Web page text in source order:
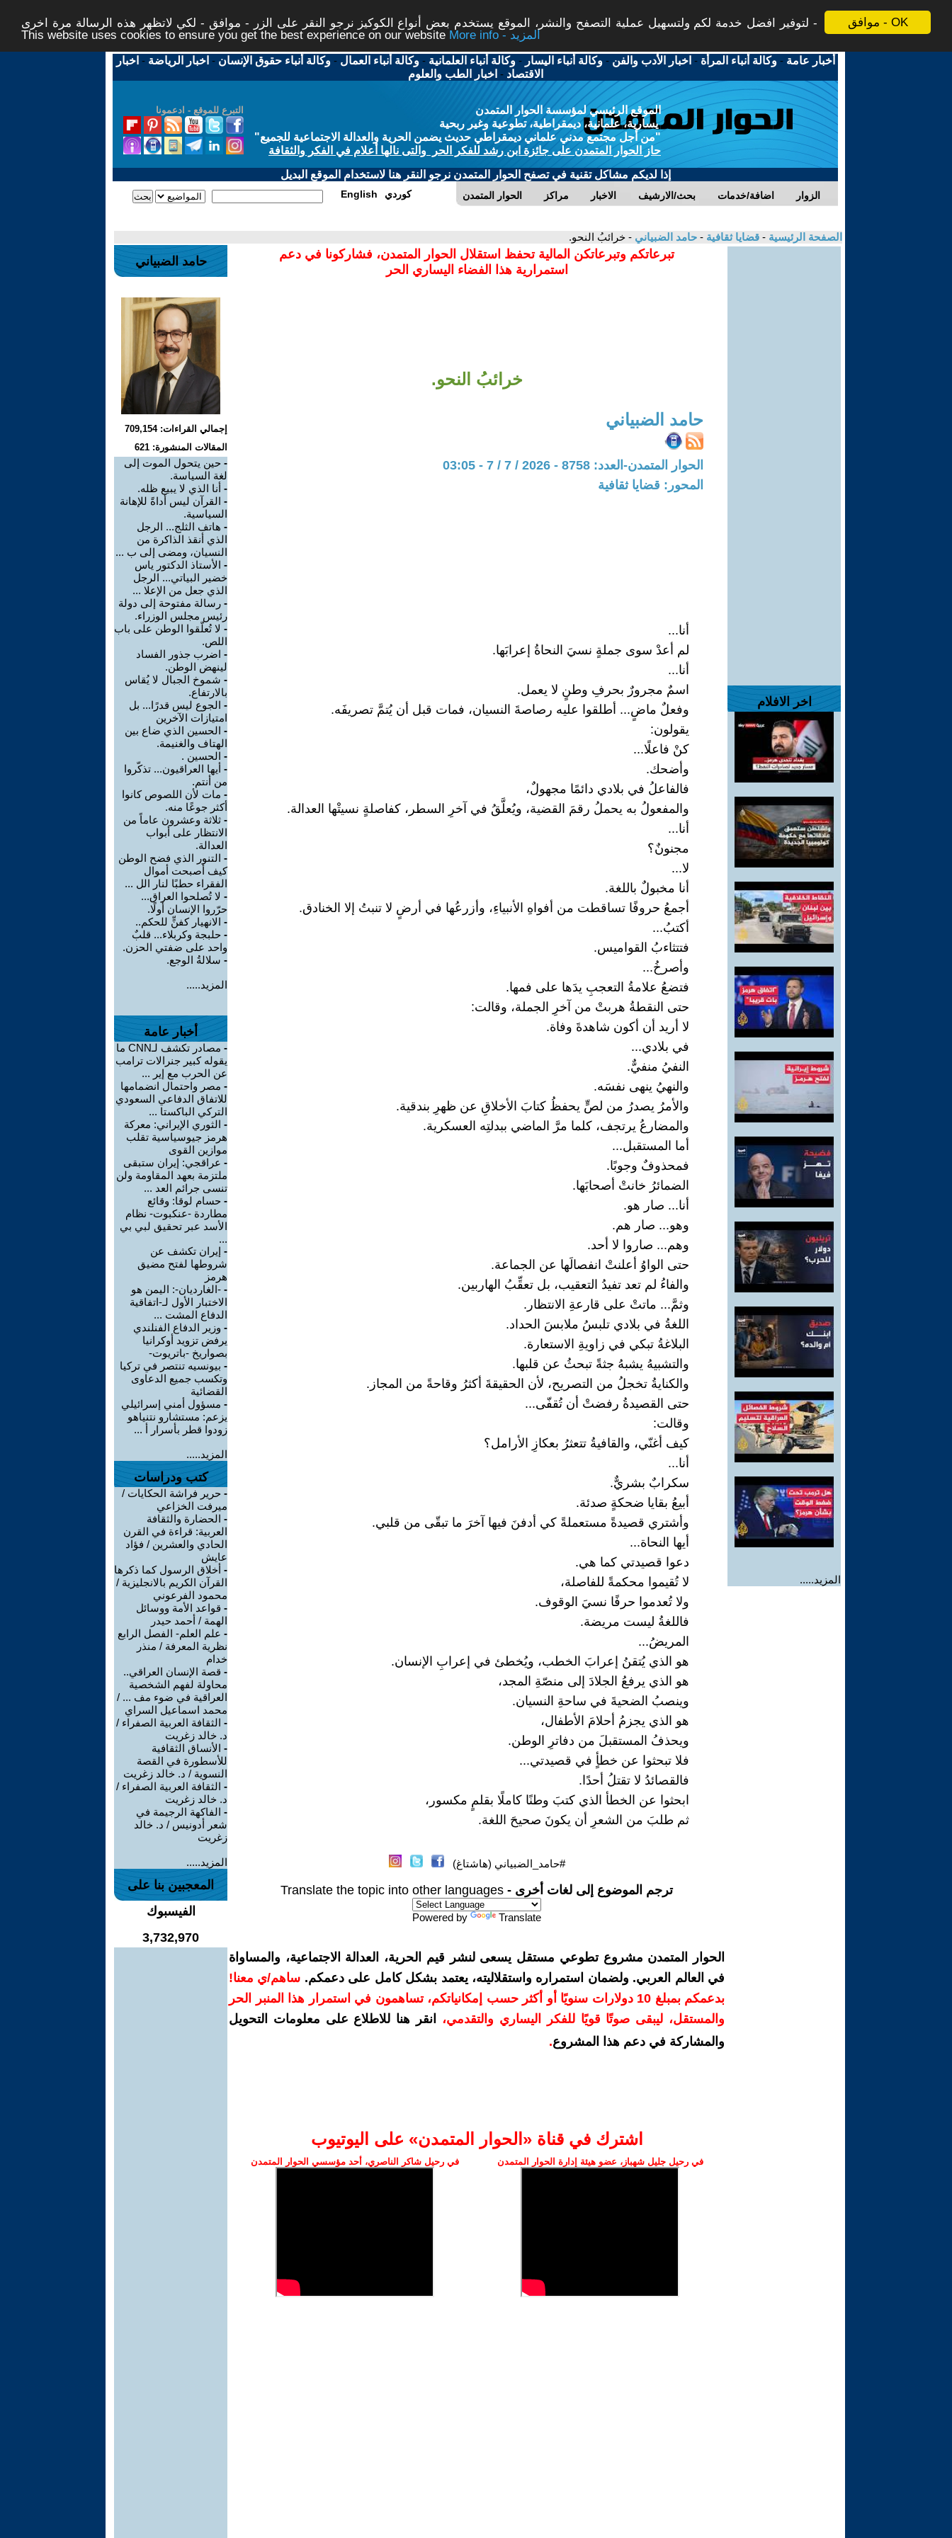
موافق - OK
لتوفير افضل خدمة لكم ولتسهيل عملية التصفح والنشر، الموقع يستخدم بعض أنواع الكوكيز نرجو النقر على الزر - موافق - لكي لاتظهر هذه الرسالة مرة اخرى -
This website uses cookies to ensure you get the best experience on our website
More info - المزيد
أخبار عامة -وكالة أنباء المرأة - اخبار الأدب والفن -وكالة أنباء اليسار -وكالة أنباء العلمانية -وكالة أنباء العمال -وكالة أنباء حقوق الإنسان - اخبار الرياضة - اخبار
الاقتصاد - اخبار الطب والعلوم
التبرع للموقع - ادعمونا
الموقع الرئيسي لمؤسسة الحوار المتمدن
يسارية، علمانية، ديمقراطية، تطوعية وغير ربحية
"من أجل مجتمع مدني علماني ديمقراطي حديث يضمن الحرية والعدالة الاجتماعية للجميع"
حاز الحوار المتمدن على جائزة ابن رشد للفكر الحر والتى نالها أعلام في الفكر والثقافة
إذا لديكم مشاكل تقنية في تصفح الحوار المتمدن نرجو النقر هنا لاستخدام الموقع البديل
الحوار المتمدن مراكز الاخبار بحث/الارشيف اضافة/خدمات الزوار English كوردي
الصفحة الرئيسية - قضايا ثقافية - حامد الضبياني - خرائبُ النحو.
اخر الافلام
المزيد.....
تبرعاتكم وتبرعاتكن المالية تحفظ استقلال الحوار المتمدن، فشاركونا في دعم
استمرارية هذا الفضاء اليساري الحر
خرائبُ النحو.
حامد الضبياني
الحوار المتمدن-العدد: 8758 - 2026 / 7 / 7 - 03:05
المحور: قضايا ثقافية
أنا...
لم أعدْ سوى جملةٍ نسيَ النحاةُ إعرابَها.
أنا...
اسمٌ مجرورٌ بحرفِ وطنٍ لا يعمل.
وفعلٌ ماضٍ... أطلقوا عليه رصاصةَ النسيان، فمات قبل أن يُتمَّ تصريفَه.
يقولون:
كنْ فاعلًا...
وأضحك.
فالفاعلُ في بلادي دائمًا مجهولٌ،
والمفعولُ به يحملُ رقمَ القضية، ويُعلَّقُ في آخرِ السطر، كفاصلةٍ نسيتْها العدالة.
أنا...
مجنونٌ؟
لا...
أنا مخبولٌ باللغة.
أجمعُ حروفًا تساقطت من أفواهِ الأنبياءِ، وأزرعُها في أرضٍ لا تنبتُ إلا الخنادق.
أكتبُ...
فتتثاءبُ القواميس.
وأصرخُ...
فتضعُ علامةُ التعجبِ يدَها على فمها.
حتى النقطةُ هربتْ من آخرِ الجملة، وقالت:
لا أريد أن أكون شاهدةَ وفاة.
في بلادي...
النفيُ منفيٌّ.
والنهيُ ينهى نفسَه.
والأمرُ يصدرُ من لصٍّ يحفظُ كتابَ الأخلاقِ عن ظهرِ بندقية.
والمضارعُ يرتجف، كلما مرَّ الماضي ببدلتِه العسكرية.
أما المستقبل...
فمحذوفٌ وجوبًا.
الضمائرُ خانتْ أصحابَها.
أنا... صار هو.
وهو... صار هم.
وهم... صاروا لا أحد.
حتى الواوُ أعلنتْ انفصالَها عن الجماعة.
والفاءُ لم تعد تفيدُ التعقيب، بل تعقِّبُ الهاربين.
وثمَّ... ماتتْ على قارعةِ الانتظار.
اللغةُ في بلادي تلبسُ ملابسَ الحداد.
البلاغةُ تبكي في زاويةِ الاستعارة.
والتشبيهُ يشبهُ جثةً تبحثُ عن قلبها.
والكنايةُ تخجلُ من التصريح، لأن الحقيقةَ أكثرُ وقاحةً من المجاز.
حتى القصيدةُ رفضتْ أن تُقفّى...
وقالت:
كيف أغنّي، والقافيةُ تتعثرُ بعكازِ الأرامل؟
أنا...
سكرابٌ بشريٌّ.
أبيعُ بقايا ضحكةٍ صدئة.
وأشتري قصيدةً مستعملةً كي أدفنَ فيها آخرَ ما تبقّى من قلبي.
أيها النحاة...
دعوا قصيدتي كما هي.
لا تُقيموا محكمةً للفاصلة،
ولا تُعدموا حرفًا نسيَ الوقوف.
فاللغةُ ليست مريضة.
المريضُ...
هو الذي يُتقنُ إعرابَ الخطب، ويُخطئ في إعرابِ الإنسان.
هو الذي يرفعُ الجلادَ إلى منصّةِ المجد،
وينصبُ الضحيةَ في ساحةِ النسيان.
هو الذي يجزمُ أحلامَ الأطفال،
ويحذفُ المستقبلَ من دفاترِ الوطن.
فلا تبحثوا عن خطأٍ في قصيدتي...
فالقصائدُ لا تقتلُ أحدًا.
ابحثوا عن الخطأ الذي كتبَ وطنًا كاملًا بقلمٍ مكسور،
ثم طلبَ من الشعرِ أن يكونَ صحيحَ اللغة.
#حامد_الضبياني (هاشتاغ)
ترجم الموضوع إلى لغات أخرى - Translate the topic into other languages
Powered by Translate
الحوار المتمدن مشروع تطوعي مستقل يسعى لنشر قيم الحرية، العدالة الاجتماعية، والمساواة
في العالم العربي. ولضمان استمراره واستقلاليته، يعتمد بشكل كامل على دعمكم. ساهم/ي معنا!
بدعمكم بمبلغ 10 دولارات سنويًا أو أكثر حسب إمكانياتكم، تساهمون في استمرار هذا المنبر الحر
والمستقل، ليبقى صوتًا قويًا للفكر اليساري والتقدمي،
انقر هنا للاطلاع على معلومات التحويل
والمشاركة في دعم هذا المشروع.
اشترك في قناة ‫«الحوار المتمدن» على اليوتيوب
في رحيل جليل شهباز، عضو هيئة إدارة الحوار المتمدن في رحيل شاكر الناصري، أحد مؤسسي الحوار المتمدن
حامد الضبياني
إجمالي القراءات: 709,154
المقالات المنشورة: 621
- حين يتحول الموت إلى
لغة السياسة.
- أنا الذي لا يبيع ظله.
- القرآن ليس أداةً للإهانة
السياسية.
- هاتف الثلج... الرجل
الذي أنقذ الذاكرة من
النسيان، ومضى إلى ب ...
- الأستاذ الدكتور ياس
خضير البياتي... الرجل
الذي جعل من الإعلا ...
- رسالة مفتوحة إلى دولة
رئيس مجلس الوزراء.
- لا تُعلّقوا الوطن على باب
اللص.
- اضرب جذور الفساد
لينهض الوطن.
- شموخ الجبال لا يُقاس
بالارتفاع.
- الجوع ليس قدرًا... بل
امتيازات الآخرين
- الحسين الذي ضاع بين
الهتاف والغنيمة.
- الحسين .
- أيها العراقيون... تذكّروا
من أنتم.
- مات لأن اللصوص كانوا
أكثر جوعًا منه.
- ثلاثة وعشرون عاماً من
الانتظار على أبواب
العدالة.
- التنور الذي فضح الوطن
كيف أصبحت أموال
الفقراء حطبًا لنار الل ...
- لا تُصلحوا العراق...
حرّروا الإنسان أولًا.
- الانهيار كفنٍّ للحكم..
- حلبجة وكربلاء... قلبٌ
واحد على ضفتي الحزن.
- سلالةُ الوجع.
المزيد.....
أخبار عامة
-
مصادر تكشف لـCNN ما
يقوله كبير جنرالات ترامب
عن الحرب مع إير ...
- مصر واحتمال انضمامها
للاتفاق الدفاعي السعودي
التركي الباكستا ...
- الثوري الإيراني: معركة
هرمز جيوسياسية تقلب
موازين القوى
- عراقجي: إيران ستبقى
ملتزمة بعهد المقاومة ولن
تنسى جرائم العد ...
- حسام لوقا: وقائع
مطاردة -عنكبوت- نظام
الأسد عبر تحقيق لبي بي
...
- إيران تكشف عن
شروطها لفتح مضيق
هرمز
- -الغارديان-: اليمن هو
الاختبار الأول لـ-اتفاقية
الدفاع المشت ...
- وزير الدفاع الفنلندي
يرفض تزويد أوكرانيا
بصواريخ -باتريوت-
- بيونسيه تنتصر في تركيا
وتكسب جميع الدعاوى
القضائية
- مسؤول أمني إسرائيلي
يزعم: مستشارو نتنياهو
زودوا قطر بأسرار أ ...
المزيد.....
كتب ودراسات
- حرير فراشة الحكايات /
ميرفت الخزاعي
- الحضارة والثقافة
العربية: قراءة في القرن
الحادي والعشرين / فؤاد
عايش
- أخلاق الرسول كما ذكرها
القرآن الكريم بالانجليزية /
محمود الفرعوني
- قواعد الأمة ووسائل
الهمة / أحمد حيدر
- علم العلم- الفصل الرابع
نظرية المعرفة / منذر
خدام
- قصة الإنسان العراقي..
محاولة لفهم الشخصية
العراقية في ضوء مف ... /
محمد اسماعيل السراي
- الثقافة العربية الصفراء /
د. خالد زغريت
- الأنساق الثقافية
للأسطورة في القصة
النسوية / د. خالد زغريت
- الثقافة العربية الصفراء /
د. خالد زغريت
- الفاكهة الرجيمة في
شعر أدونيس / د. خالد
زغريت
المزيد.....
المعجبين بنا على
الفيسبوك
3,732,970